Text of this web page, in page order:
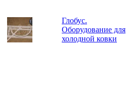
Глобус.
Оборудование для
холодной ковки